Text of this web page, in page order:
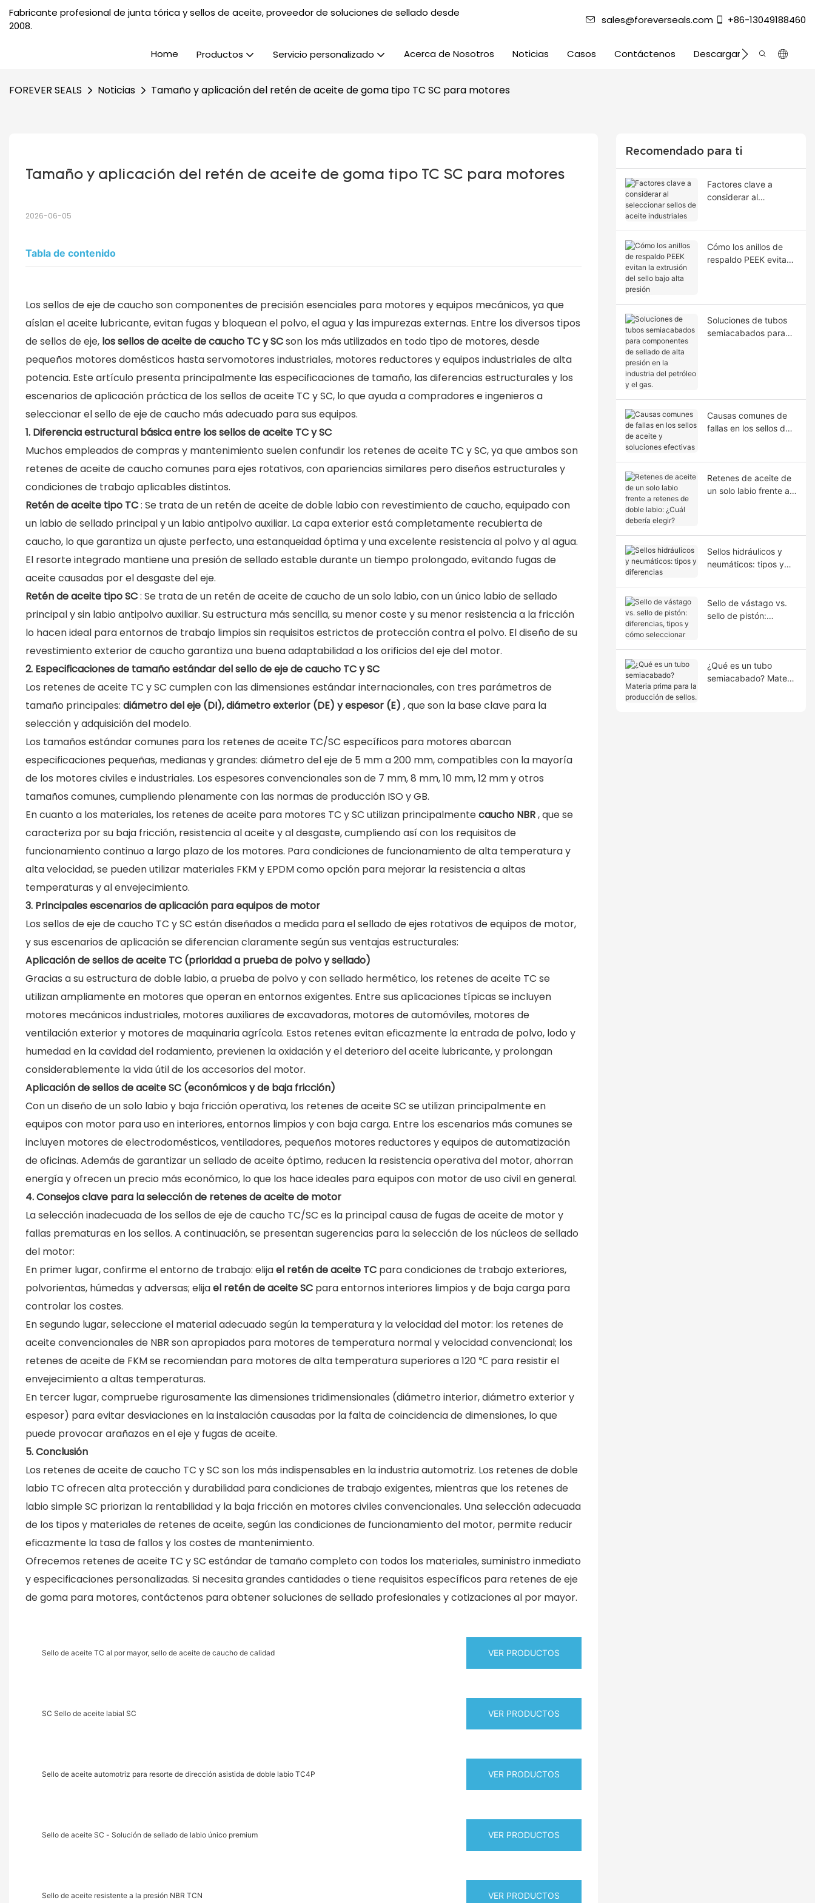
Fabricante profesional de junta tórica y sellos de aceite, proveedor de soluciones de sellado desde
2008.
sales@foreverseals.com +86-13049188460
Home Productos Servicio personalizado Acerca de Nosotros Noticias Casos Contáctenos Descargar
FOREVER SEALS Noticias Tamaño y aplicación del retén de aceite de goma tipo TC SC para motores
Tamaño y aplicación del retén de aceite de goma tipo TC SC para motores
2026-06-05
Tabla de contenido
Los sellos de eje de caucho son componentes de precisión esenciales para motores y equipos mecánicos, ya que
aíslan el aceite lubricante, evitan fugas y bloquean el polvo, el agua y las impurezas externas. Entre los diversos tipos
de sellos de eje, los sellos de aceite de caucho TC y SCson los más utilizados en todo tipo de motores, desde
pequeños motores domésticos hasta servomotores industriales, motores reductores y equipos industriales de alta
potencia. Este artículo presenta principalmente las especificaciones de tamaño, las diferencias estructurales y los
escenarios de aplicación práctica de los sellos de aceite TC y SC, lo que ayuda a compradores e ingenieros a
seleccionar el sello de eje de caucho más adecuado para sus equipos.
1. Diferencia estructural básica entre los sellos de aceite TC y SC
Muchos empleados de compras y mantenimiento suelen confundir los retenes de aceite TC y SC, ya que ambos son
retenes de aceite de caucho comunes para ejes rotativos, con apariencias similares pero diseños estructurales y
condiciones de trabajo aplicables distintos.
Retén de aceite tipo TC: Se trata de un retén de aceite de doble labio con revestimiento de caucho, equipado con
un labio de sellado principal y un labio antipolvo auxiliar. La capa exterior está completamente recubierta de
caucho, lo que garantiza un ajuste perfecto, una estanqueidad óptima y una excelente resistencia al polvo y al agua.
El resorte integrado mantiene una presión de sellado estable durante un tiempo prolongado, evitando fugas de
aceite causadas por el desgaste del eje.
Retén de aceite tipo SC: Se trata de un retén de aceite de caucho de un solo labio, con un único labio de sellado
principal y sin labio antipolvo auxiliar. Su estructura más sencilla, su menor coste y su menor resistencia a la fricción
lo hacen ideal para entornos de trabajo limpios sin requisitos estrictos de protección contra el polvo. El diseño de su
revestimiento exterior de caucho garantiza una buena adaptabilidad a los orificios del eje del motor.
2. Especificaciones de tamaño estándar del sello de eje de caucho TC y SC
Los retenes de aceite TC y SC cumplen con las dimensiones estándar internacionales, con tres parámetros de
tamaño principales: diámetro del eje (DI), diámetro exterior (DE) y espesor (E) , que son la base clave para la
selección y adquisición del modelo.
Los tamaños estándar comunes para los retenes de aceite TC/SC específicos para motores abarcan
especificaciones pequeñas, medianas y grandes: diámetro del eje de 5 mm a 200 mm, compatibles con la mayoría
de los motores civiles e industriales. Los espesores convencionales son de 7 mm, 8 mm, 10 mm, 12 mm y otros
tamaños comunes, cumpliendo plenamente con las normas de producción ISO y GB.
En cuanto a los materiales, los retenes de aceite para motores TC y SC utilizan principalmentecaucho NBR, que se
caracteriza por su baja fricción, resistencia al aceite y al desgaste, cumpliendo así con los requisitos de
funcionamiento continuo a largo plazo de los motores. Para condiciones de funcionamiento de alta temperatura y
alta velocidad, se pueden utilizar materiales FKM y EPDM como opción para mejorar la resistencia a altas
temperaturas y al envejecimiento.
3. Principales escenarios de aplicación para equipos de motor
Los sellos de eje de caucho TC y SC están diseñados a medida para el sellado de ejes rotativos de equipos de motor,
y sus escenarios de aplicación se diferencian claramente según sus ventajas estructurales:
Aplicación de sellos de aceite TC (prioridad a prueba de polvo y sellado)
Gracias a su estructura de doble labio, a prueba de polvo y con sellado hermético, los retenes de aceite TC se
utilizan ampliamente en motores que operan en entornos exigentes. Entre sus aplicaciones típicas se incluyen
motores mecánicos industriales, motores auxiliares de excavadoras, motores de automóviles, motores de
ventilación exterior y motores de maquinaria agrícola. Estos retenes evitan eficazmente la entrada de polvo, lodo y
humedad en la cavidad del rodamiento, previenen la oxidación y el deterioro del aceite lubricante, y prolongan
considerablemente la vida útil de los accesorios del motor.
Aplicación de sellos de aceite SC (económicos y de baja fricción)
Con un diseño de un solo labio y baja fricción operativa, los retenes de aceite SC se utilizan principalmente en
equipos con motor para uso en interiores, entornos limpios y con baja carga. Entre los escenarios más comunes se
incluyen motores de electrodomésticos, ventiladores, pequeños motores reductores y equipos de automatización
de oficinas. Además de garantizar un sellado de aceite óptimo, reducen la resistencia operativa del motor, ahorran
energía y ofrecen un precio más económico, lo que los hace ideales para equipos con motor de uso civil en general.
4. Consejos clave para la selección de retenes de aceite de motor
La selección inadecuada de los sellos de eje de caucho TC/SC es la principal causa de fugas de aceite de motor y
fallas prematuras en los sellos. A continuación, se presentan sugerencias para la selección de los núcleos de sellado
del motor:
En primer lugar, confirme el entorno de trabajo: elijael retén de aceite TCpara condiciones de trabajo exteriores,
polvorientas, húmedas y adversas; elijael retén de aceite SCpara entornos interiores limpios y de baja carga para
controlar los costes.
En segundo lugar, seleccione el material adecuado según la temperatura y la velocidad del motor: los retenes de
aceite convencionales de NBR son apropiados para motores de temperatura normal y velocidad convencional; los
retenes de aceite de FKM se recomiendan para motores de alta temperatura superiores a 120 ℃ para resistir el
envejecimiento a altas temperaturas.
En tercer lugar, compruebe rigurosamente las dimensiones tridimensionales (diámetro interior, diámetro exterior y
espesor) para evitar desviaciones en la instalación causadas por la falta de coincidencia de dimensiones, lo que
puede provocar arañazos en el eje y fugas de aceite.
5. Conclusión
Los retenes de aceite de caucho TC y SC son los más indispensables en la industria automotriz. Los retenes de doble
labio TC ofrecen alta protección y durabilidad para condiciones de trabajo exigentes, mientras que los retenes de
labio simple SC priorizan la rentabilidad y la baja fricción en motores civiles convencionales. Una selección adecuada
de los tipos y materiales de retenes de aceite, según las condiciones de funcionamiento del motor, permite reducir
eficazmente la tasa de fallos y los costes de mantenimiento.
Ofrecemos retenes de aceite TC y SC estándar de tamaño completo con todos los materiales, suministro inmediato
y especificaciones personalizadas. Si necesita grandes cantidades o tiene requisitos específicos para retenes de eje
de goma para motores, contáctenos para obtener soluciones de sellado profesionales y cotizaciones al por mayor.
Sello de aceite TC al por mayor, sello de aceite de caucho de calidad VER PRODUCTOS
SC Sello de aceite labial SC VER PRODUCTOS
Sello de aceite automotriz para resorte de dirección asistida de doble labio TC4P VER PRODUCTOS
Sello de aceite SC - Solución de sellado de labio único premium VER PRODUCTOS
Sello de aceite resistente a la presión NBR TCN VER PRODUCTOS
Recomendado para ti
Factores clave a
considerar al
Cómo los anillos de
respaldo PEEK evitan
Soluciones de tubos
semiacabados para
Causas comunes de
fallas en los sellos de
Retenes de aceite de
un solo labio frente a
Sellos hidráulicos y
neumáticos: tipos y
Sello de vástago vs.
sello de pistón:
¿Qué es un tubo
semiacabado? Materia